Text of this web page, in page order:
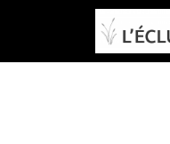
Panneau de gestion des